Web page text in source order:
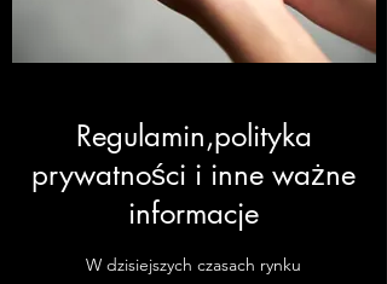
Regulamin,polityka
prywatności i inne ważne
informacje
W dzisiejszych czasach rynku